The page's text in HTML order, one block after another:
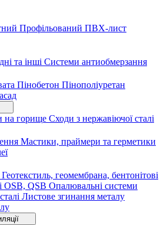
Профільований ПВХ-лист
та інші Системи антиобмерзання
Пінобетон Пінополіуретан
на горище Сходи з нержавіючої сталі
Мастики, праймери та герметики
Геотекстиль, геомембрана, бентонітові
OSB, QSB Опалювальні системи
Листове згинання металу